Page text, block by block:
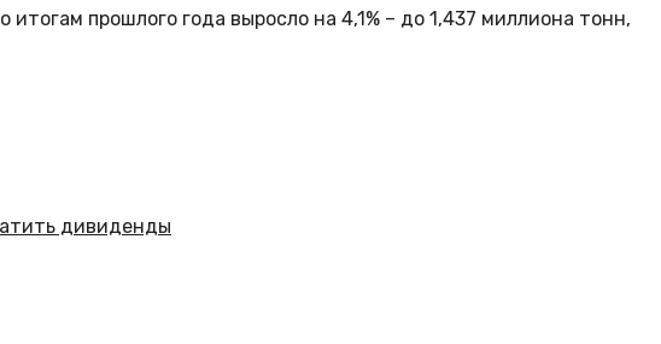
прошлого года выросло на 4,1% – до 1,437 миллиона тонн,